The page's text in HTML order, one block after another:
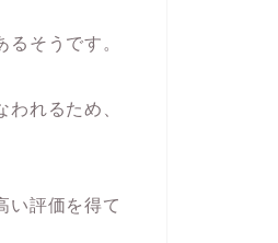
そうです。
れるため、
い評価を得て